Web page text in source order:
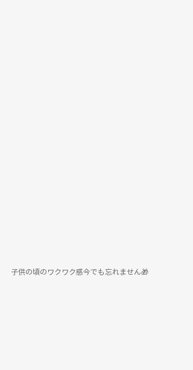
子供の頃のワクワク感今でも忘れません🎁